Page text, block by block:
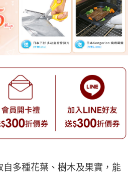
多種花葉、樹木及果實，能